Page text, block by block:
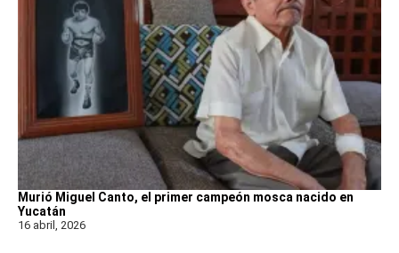
Murió Miguel Canto, el primer campeón mosca nacido en
Yucatán
16 abril, 2026